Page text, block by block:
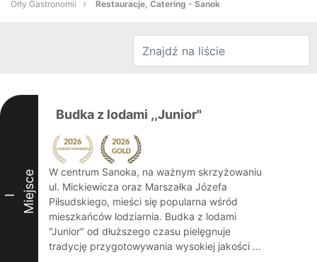
Orły Gastronomii Restauracje, Catering - Sanok
I Miejsce
Budka z lodami ,,Junior"
W centrum Sanoka, na ważnym skrzyżowaniu
ul. Mickiewicza oraz Marszałka Józefa
Piłsudskiego, mieści się popularna wśród
mieszkańców lodziarnia. Budka z lodami
"Junior" od dłuższego czasu pielęgnuje
tradycję przygotowywania wysokiej jakości ...